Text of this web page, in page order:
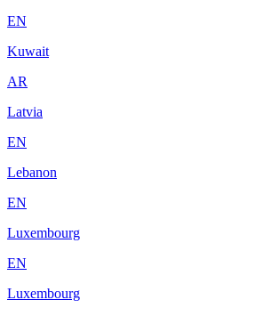
EN
Kuwait
AR
Latvia
EN
Lebanon
EN
Luxembourg
EN
Luxembourg